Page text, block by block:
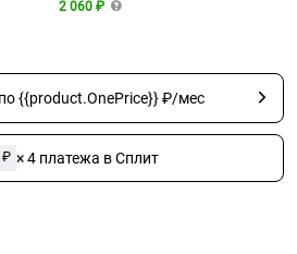
2 060 ₽
{{product.OnePrice}} ₽/мес
₽ × 4 платежа в Сплит